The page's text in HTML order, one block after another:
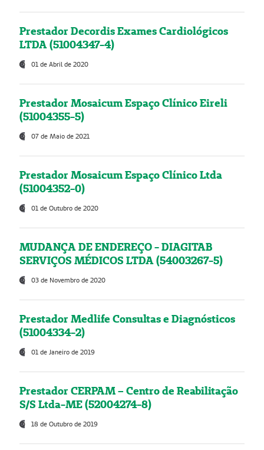
Prestador Decordis Exames Cardiológicos
LTDA (51004347-4)
01 de Abril de 2020
Prestador Mosaicum Espaço Clínico Eireli
(51004355-5)
07 de Maio de 2021
Prestador Mosaicum Espaço Clínico Ltda
(51004352-0)
01 de Outubro de 2020
MUDANÇA DE ENDEREÇO - DIAGITAB
SERVIÇOS MÉDICOS LTDA (54003267-5)
03 de Novembro de 2020
Prestador Medlife Consultas e Diagnósticos
(51004334-2)
01 de Janeiro de 2019
Prestador CERPAM – Centro de Reabilitação
S/S Ltda-ME (52004274-8)
18 de Outubro de 2019